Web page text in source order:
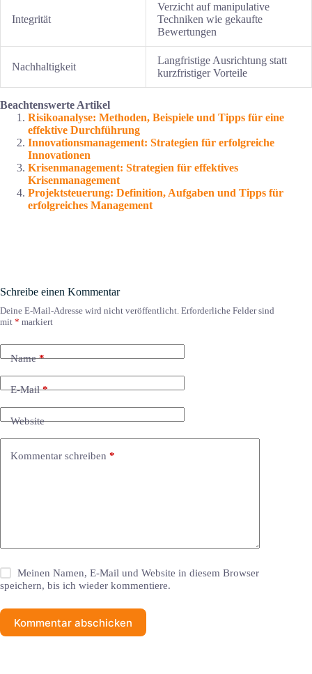
Integrität
Verzicht auf manipulative
Techniken wie gekaufte
Bewertungen
Nachhaltigkeit
Langfristige Ausrichtung statt
kurzfristiger Vorteile
Beachtenswerte Artikel
Risikoanalyse: Methoden, Beispiele und Tipps für eine
effektive Durchführung
Innovationsmanagement: Strategien für erfolgreiche
Innovationen
Krisenmanagement: Strategien für effektives
Krisenmanagement
Projektsteuerung: Definition, Aufgaben und Tipps für
erfolgreiches Management
Schreibe einen Kommentar
Deine E-Mail-Adresse wird nicht veröffentlicht. Erforderliche Felder sind
mit * markiert
Name*
E-Mail*
Website
Kommentar schreiben *
Meinen Namen, E-Mail und Website in diesem Browser
speichern, bis ich wieder kommentiere.
Kommentar abschicken